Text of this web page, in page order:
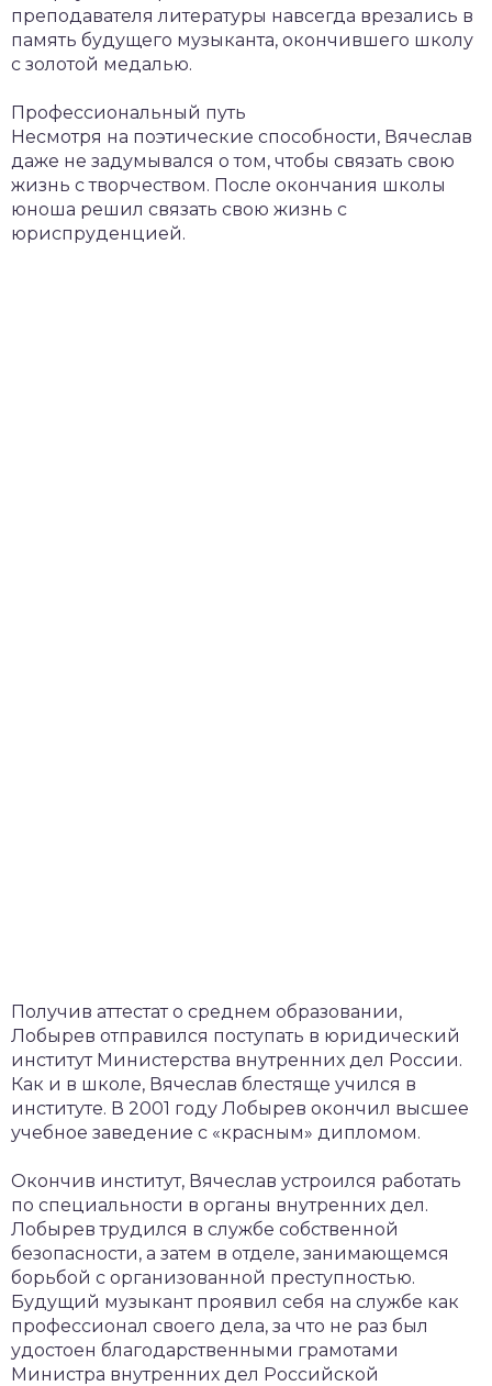
преподавателя литературы навсегда врезались в
память будущего музыканта, окончившего школу
с золотой медалью.
Профессиональный путь
Несмотря на поэтические способности, Вячеслав
даже не задумывался о том, чтобы связать свою
жизнь с творчеством. После окончания школы
юноша решил связать свою жизнь с
юриспруденцией.
Получив аттестат о среднем образовании,
Лобырев отправился поступать в юридический
институт Министерства внутренних дел России.
Как и в школе, Вячеслав блестяще учился в
институте. В 2001 году Лобырев окончил высшее
учебное заведение с «красным» дипломом.
Окончив институт, Вячеслав устроился работать
по специальности в органы внутренних дел.
Лобырев трудился в службе собственной
безопасности, а затем в отделе, занимающемся
борьбой с организованной преступностью.
Будущий музыкант проявил себя на службе как
профессионал своего дела, за что не раз был
удостоен благодарственными грамотами
Министра внутренних дел Российской